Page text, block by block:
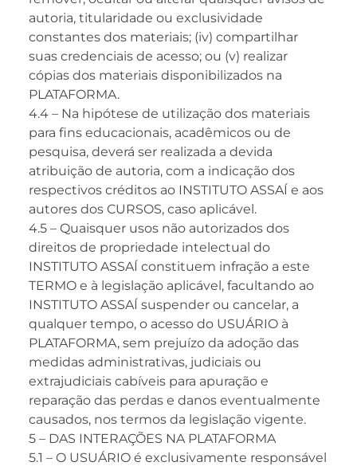
autoria, titularidade ou exclusividade
constantes dos materiais; (iv) compartilhar
suas credenciais de acesso; ou (v) realizar
cópias dos materiais disponibilizados na
PLATAFORMA.
4.4 – Na hipótese de utilização dos materiais
para fins educacionais, acadêmicos ou de
pesquisa, deverá ser realizada a devida
atribuição de autoria, com a indicação dos
respectivos créditos ao INSTITUTO ASSAÍ e aos
autores dos CURSOS, caso aplicável.
4.5 – Quaisquer usos não autorizados dos
direitos de propriedade intelectual do
INSTITUTO ASSAÍ constituem infração a este
TERMO e à legislação aplicável, facultando ao
INSTITUTO ASSAÍ suspender ou cancelar, a
qualquer tempo, o acesso do USUÁRIO à
PLATAFORMA, sem prejuízo da adoção das
medidas administrativas, judiciais ou
extrajudiciais cabíveis para apuração e
reparação das perdas e danos eventualmente
causados, nos termos da legislação vigente.
5 – DAS INTERAÇÕES NA PLATAFORMA
5.1 – O USUÁRIO é exclusivamente responsável